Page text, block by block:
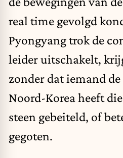
real time gevolgd
Pyongyangtrok de
leider uitschakelt,
zonder dat iemand
Noord-Korea heeft
steen gebeiteld, of
gegoten.